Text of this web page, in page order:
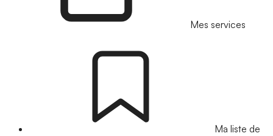
Mes services
Ma liste de